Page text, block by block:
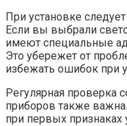
При установке
Если вы выбрали
имеют специальные
Это убережет от
избежать ошибок при
Регулярная проверка
приборов также
при первых признаках